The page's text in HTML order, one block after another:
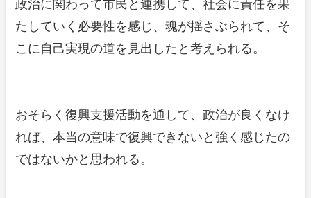
政治に関わって市民と連携して、社会に責任を果
たしていく必要性を感じ、魂が揺さぶられて、そ
こに自己実現の道を見出したと考えられる。
おそらく復興支援活動を通して、政治が良くなけ
れば、本当の意味で復興できないと強く感じたの
ではないかと思われる。